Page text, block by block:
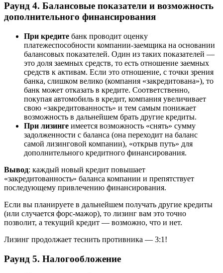
Раунд 4. Балансовые показатели и возможность
дополнительного финансирования
При кредите банк проводит оценку
платежеспособности компании-заемщика на основании
балансовых показателей. Один из таких показателей —
это доля заемных средств, то есть отношение заемных
средств к активам. Если это отношение, с точки зрения
банка, слишком велико (компания «закредитована»), то
банк может отказать в кредите. Соответственно,
покупая автомобиль в кредит, компания увеличивает
свою «закредитованность» и тем самым понижает
возможность в дальнейшем брать другие кредиты.
При лизинге имеется возможность «снять» сумму
задолженности с баланса (она переходит на баланс
самой лизинговой компании), «открыв путь» для
дополнительного кредитного финансирования.
Вывод: каждый новый кредит повышает
«закредитованность» баланса компании и препятствует
последующему привлечению финансирования.
Если вы планируете в дальнейшем получать другие кредиты
(или случается форс-мажор), то лизинг вам это точно
позволит, а текущий кредит — возможно, что и нет.
Лизинг продолжает теснить противника — 3:1!
Раунд 5. Налогообложение